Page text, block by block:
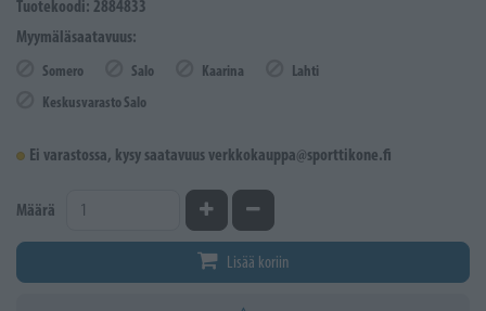
Tuotekoodi: 2884833
Myymäläsaatavuus:
Somero Salo Kaarina
Lahti
Keskusvarasto Salo
Ei varastossa, kysy saatavuus verkkokauppa@sporttikone.fi
Määrä Kasvata määrääVähennä määrää
Lisää koriin